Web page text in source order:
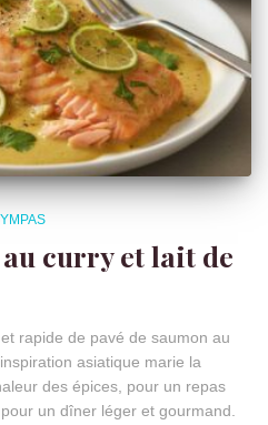
curry et lait de
rapide de pavé de saumon au
asiatique marie la
des épices, pour un repas
un dîner léger et gourmand.